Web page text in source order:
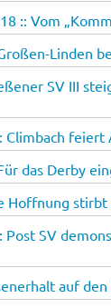
:: Vom
Lin­den
SV III
Clim­bach
das Der­by
Hoffnung
Post SV
auf